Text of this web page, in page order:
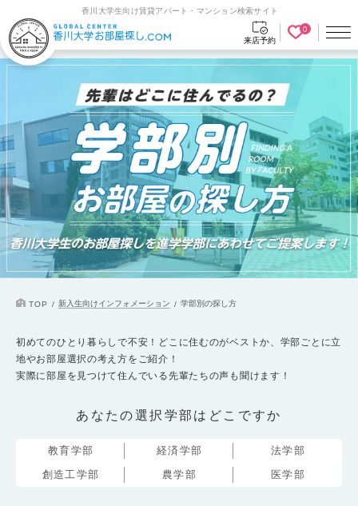
香川大学生向け賃貸アパート・マンション検索サイト
来店予約
0
TOP 新入生向けインフォメーション 学部別の探し方
初めてのひとり暮らしで不安！どこに住むのがベストか、学部ごとに立
地やお部屋選択の考え方をご紹介！
実際に部屋を見つけて住んでいる先輩たちの声も聞けます！
あなたの選択学部はどこですか
教育学部 経済学部
法学部
創造工学部
農学部 医学部